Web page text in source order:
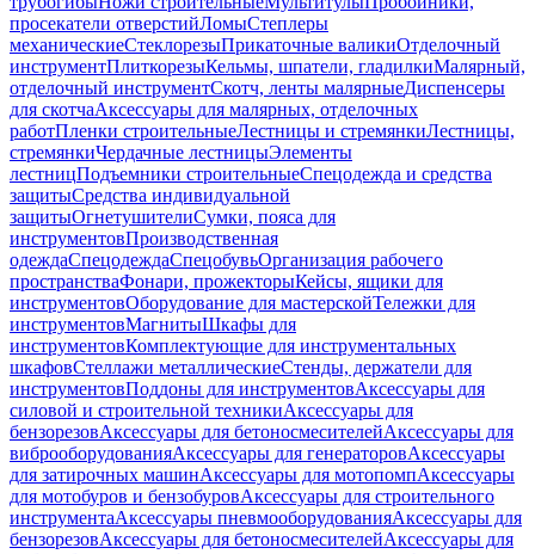
просекатели отверстийЛомыСтеплеры
механическиеСтеклорезыПрикаточные валикиОтделочный
инструментПлиткорезыКельмы, шпатели, гладилкиМалярный,
отделочный инструментСкотч, ленты малярныеДиспенсеры
для скотчаАксессуары для малярных, отделочных
работПленки строительныеЛестницы и стремянкиЛестницы,
стремянкиЧердачные лестницыЭлементы
лестницПодъемники строительныеСпецодежда и средства
защитыСредства индивидуальной
защитыОгнетушителиСумки, пояса для
инструментовПроизводственная
одеждаСпецодеждаСпецобувьОрганизация рабочего
пространстваФонари, прожекторыКейсы, ящики для
инструментовОборудование для мастерскойТележки для
инструментовМагнитыШкафы для
инструментовКомплектующие для инструментальных
шкафовСтеллажи металлическиеСтенды, держатели для
инструментовПоддоны для инструментовАксессуары для
силовой и строительной техникиАксессуары для
бензорезовАксессуары для бетоносмесителейАксессуары для
виброоборудованияАксессуары для генераторовАксессуары
для затирочных машинАксессуары для мотопомпАксессуары
для мотобуров и бензобуровАксессуары для строительного
инструментаАксессуары пневмооборудованияАксессуары для
бензорезовАксессуары для бетоносмесителейАксессуары для